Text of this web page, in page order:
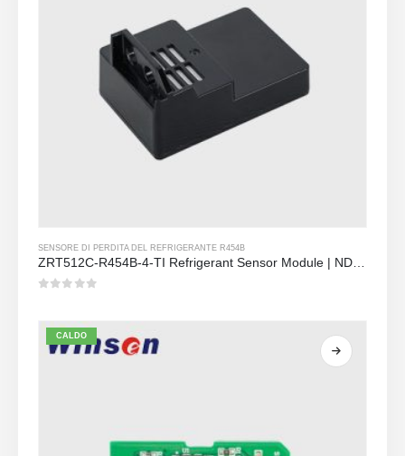
SENSORE DI PERDITA DEL REFRIGERANTE R454B
CALDO